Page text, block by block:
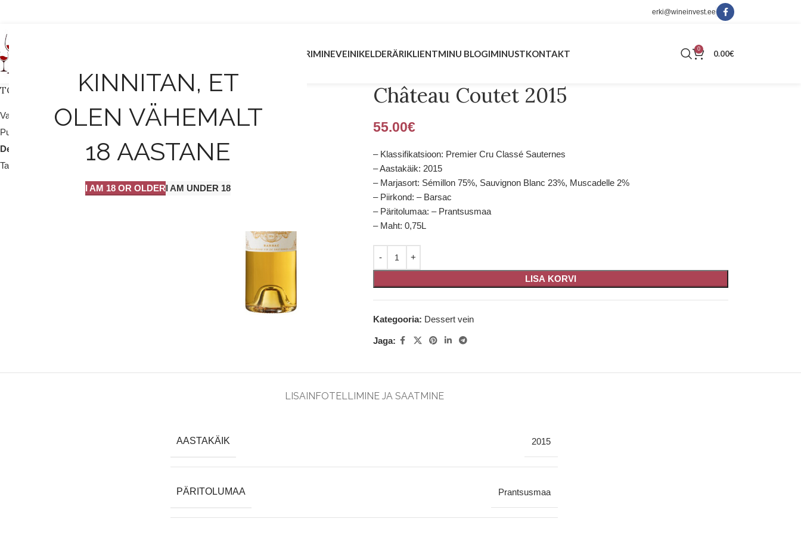
KINNITAN, ET
OLEN VÄHEMALT
18 AASTANE
I AM 18 OR OLDERI AM UNDER 18
erki@wineinvest.ee
INVESTEERIMINEVEINIKELDERÄRIKLIENTMINU BLOGIMINUSTKONTAKT 0 0.00€
TOOTEKATEGOORIAD
Valge vein / mull 25
Punane vein
Dessert vein 9
Tarvikud
Château Coutet 2015
55.00€
– Klassifikatsioon: Premier Cru Classé Sauternes
– Aastakäik: 2015
– Marjasort: Sémillon 75%, Sauvignon Blanc 23%, Muscadelle 2%
– Piirkond: – Barsac
– Päritolumaa: – Prantsusmaa
– Maht: 0,75L
LISA KORVI
Kategooria: Dessert vein
Jaga:
LISAINFOTELLIMINE JA SAATMINE
AASTAKÄIK 2015
PÄRITOLUMAA Prantsusmaa